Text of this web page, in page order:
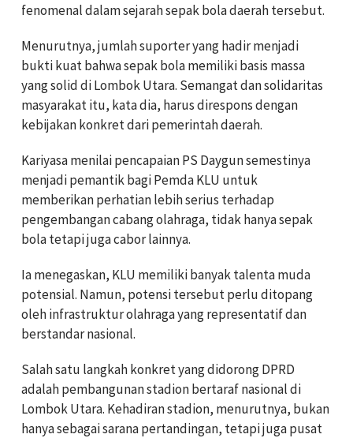
fenomenal dalam sejarah sepak bola daerah tersebut.
Menurutnya, jumlah suporter yang hadir menjadi
bukti kuat bahwa sepak bola memiliki basis massa
yang solid di Lombok Utara. Semangat dan solidaritas
masyarakat itu, kata dia, harus direspons dengan
kebijakan konkret dari pemerintah daerah.
Kariyasa menilai pencapaian PS Daygun semestinya
menjadi pemantik bagi Pemda KLU untuk
memberikan perhatian lebih serius terhadap
pengembangan cabang olahraga, tidak hanya sepak
bola tetapi juga cabor lainnya.
Ia menegaskan, KLU memiliki banyak talenta muda
potensial. Namun, potensi tersebut perlu ditopang
oleh infrastruktur olahraga yang representatif dan
berstandar nasional.
Salah satu langkah konkret yang didorong DPRD
adalah pembangunan stadion bertaraf nasional di
Lombok Utara. Kehadiran stadion, menurutnya, bukan
hanya sebagai sarana pertandingan, tetapi juga pusat